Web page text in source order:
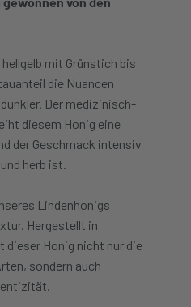
mit Grünstich bis
die Nuancen
Der medizinisch-
diesem Honig eine
der Geschmack intensiv
herb ist.
Lindenhonigs
Hergestellt in
dieser Honig nicht nur die
sondern auch